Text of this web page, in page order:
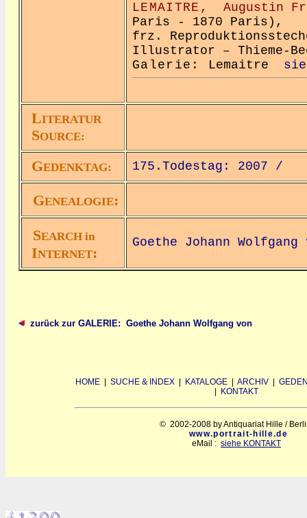
LEMAITRE,
Augustin
Paris - 1870 Paris),
frz.
Illustrator – Thieme-
Galerie: Lemaitre
LITERATUR
SOURCE:
GEDENKTAG: 175.Todestag: 2007 /
GENEALOGIE:
SEARCH in
INTERNET:
Goethe Johann Wolfgang
zurück zur GALERIE: Goethe Johann Wolfgang von
HOME SUCHE & INDEX KATALOGE ARCHIV
KONTAKT
© 2002-2008 by Antiquariat Hille /
www.portrait-hille.de
eMail : siehe KONTAKT